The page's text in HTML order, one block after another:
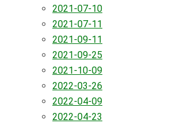
2021-07-10
2021-07-11
2021-09-11
2021-09-25
2021-10-09
2022-03-26
2022-04-09
2022-04-23